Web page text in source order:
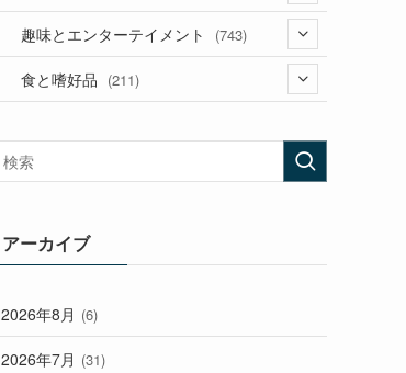
(53)
(181)
(394)
(282)
(33)
(248)
趣味とエンターテイメント (743)
(56)
(473)
食と嗜好品 (211)
アーカイブ
2026年8月 (6)
2026年7月 (31)